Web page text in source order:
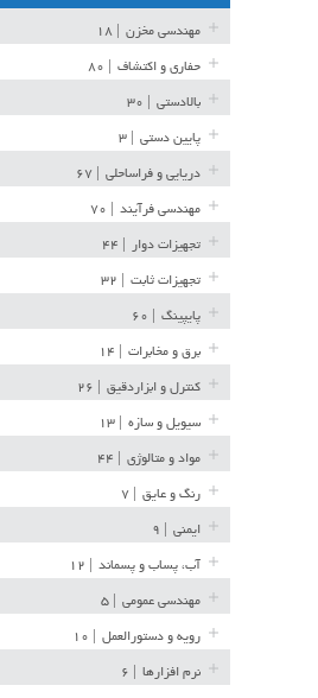
مهندسی مخزن
حفاری و اکتشاف
بالادستی
پایین دستی
دریایی و فراساحلی
مهندسی فرآیند
تجهیزات دوار
تجهیزات ثابت
پایپینگ
برق و مخابرات
کنترل و ابزاردقیق
سیویل و سازه
مواد و متالوژی
رنگ و عایق
ایمنی
آب، پساب و پسماند
مهندسی عمومی
رویه و دستورالعمل
نرم افزارها